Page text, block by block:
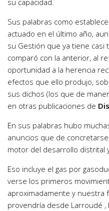
su capacidad.
Sus palabras como
actuado en el último año,
su Gestión que ya tiene casi
comparó con la anterior, al
oportunidad a la herencia
efectos que ello produjo,
sus dichos (los que de
en otras publicaciones de
En sus palabras hubo
anuncios que de
motor del desarrollo distrital
Eso incluye el gas por
verse los primeros
aproximadamente y nuestra
provendría desde Larroudé ,